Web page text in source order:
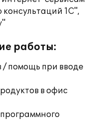
1С",
работы:
/ помощь при вводе
в офис